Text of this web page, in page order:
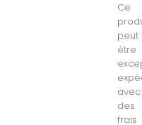
Ce
peut
être
avec
des
frais